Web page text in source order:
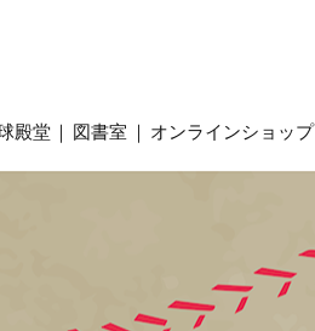
殿堂 図書室 オンラインショップ